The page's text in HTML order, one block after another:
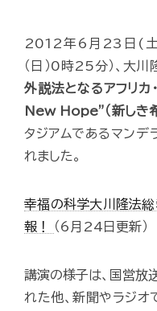
2012年6月23日(土
（日）0時25分）、大
外説法となるアフリ
New Hope”（新しき
タジアムであるマンデ
れました。
幸福の科学大川隆法総
報！
（6月24日更新）
講演の様子は、国営放
れた他、新聞やラジオ